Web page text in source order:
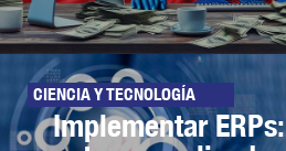
CIENCIA Y TECNOLOGÍA
Implementar ERPs: